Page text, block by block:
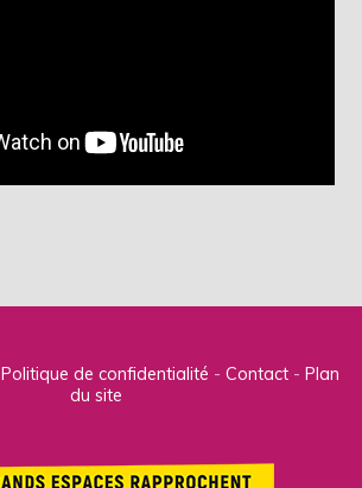
Politique de confidentialité Contact
Plan
du site